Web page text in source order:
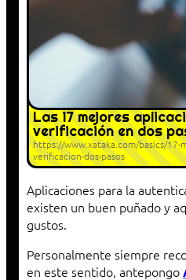
Las 17 mejores
verificación en dos
https://www.xataka.com/basics/17-
verificacion-dos-pasos
Aplicaciones para la
existen un buen puñado y
gustos.
Personalmente siempre
en este sentido, antepongo